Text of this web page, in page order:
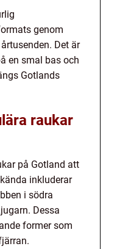
genom
Det är
en smal bas och
Gotlands
raukar
på Gotland att
inkluderar
i södra
Dessa
former som